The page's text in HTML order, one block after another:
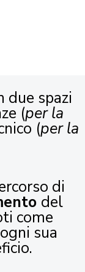
due spazi
(per la
(per la
di
del
come
sua